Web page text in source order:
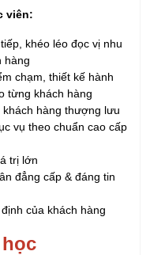
viên:
khéo léo đọc vị nhu
hàng
chạm, thiết kế hành
từng khách hàng
khách hàng thượng lưu
vụ theo chuẩn cao cấp
trị lớn
đẳng cấp & đáng tin
của khách hàng